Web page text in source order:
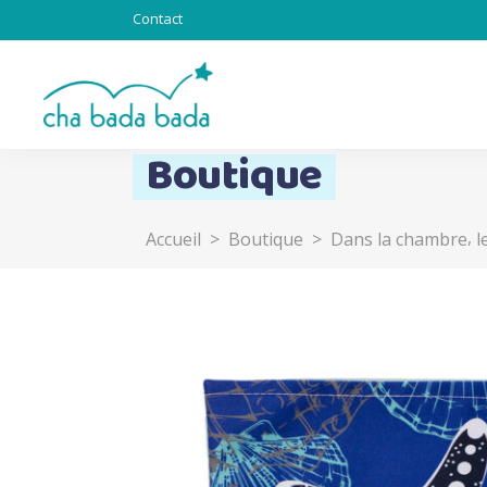
Contact
Totebag & Goodies
Z’ani-mots
Boutique
Accueil > Boutique > Dans la chambre,